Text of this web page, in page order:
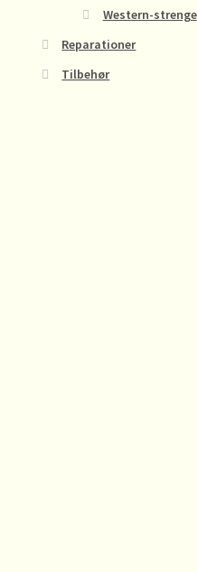
Western-strenge
Reparationer
Tilbehør